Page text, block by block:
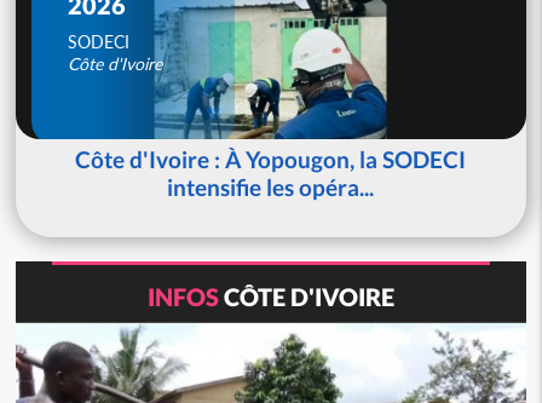
SODECI
Côte d'Ivoire
Côte d'Ivoire : À Yopougon, la SODECI
intensifie les opéra...
INFOSCÔTE D'IVOIRE